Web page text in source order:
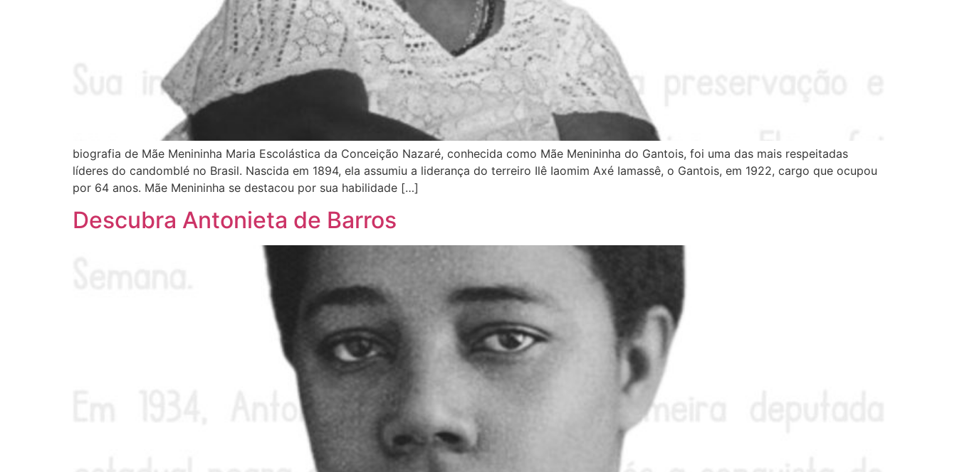
biografia de Mãe Menininha Maria Escolástica da Conceição Nazaré, conhecida como Mãe Menininha do Gantois, foi uma das mais respeitadas
líderes do candomblé no Brasil. Nascida em 1894, ela assumiu a liderança do terreiro Ilê Iaomim Axé Iamassê, o Gantois, em 1922, cargo que ocupou
por 64 anos. Mãe Menininha se destacou por sua habilidade […]
Descubra Antonieta de Barros